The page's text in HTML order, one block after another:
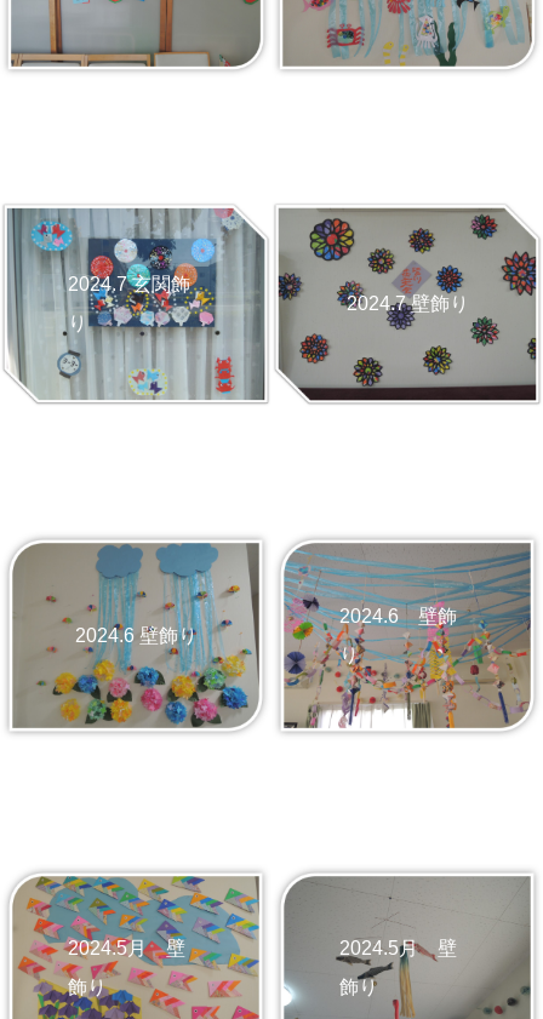
2024.7 玄関飾
り
2024.7 壁飾り
2024.6 壁飾り
2024.6 壁飾
り
2024.5月 壁
飾り
2024.5月 壁
飾り